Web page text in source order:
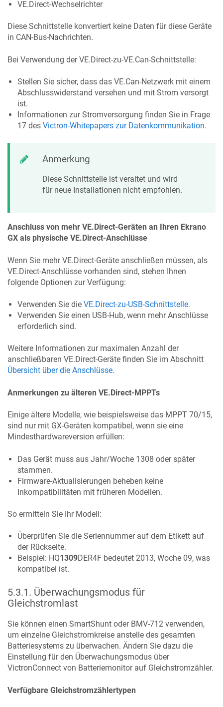
VE.Direct-Wechselrichter
Diese Schnittstelle konvertiert keine Daten für diese Geräte
in CAN-Bus-Nachrichten.
Bei Verwendung der VE.Direct-zu-VE.Can-Schnittstelle:
Stellen Sie sicher, dass das VE.Can-Netzwerk mit einem
Abschlusswiderstand versehen und mit Strom versorgt
ist.
Informationen zur Stromversorgung finden Sie in Frage
17 des Victron-Whitepapers zur Datenkommunikation.
Anmerkung
Diese Schnittstelle ist veraltet und wird
für neue Installationen nicht empfohlen.
Anschluss von mehr VE.Direct-Geräten an Ihren Ekrano
GX als physische VE.Direct-Anschlüsse
Wenn Sie mehr VE.Direct-Geräte anschließen müssen, als
VE.Direct-Anschlüsse vorhanden sind, stehen Ihnen
folgende Optionen zur Verfügung:
Verwenden Sie die VE.Direct-zu-USB-Schnittstelle.
Verwenden Sie einen USB-Hub, wenn mehr Anschlüsse
erforderlich sind.
Weitere Informationen zur maximalen Anzahl der
anschließbaren VE.Direct-Geräte finden Sie im Abschnitt
Übersicht über die Anschlüsse.
Anmerkungen zu älteren VE.Direct-MPPTs
Einige ältere Modelle, wie beispielsweise das MPPT 70/15,
sind nur mit GX-Geräten kompatibel, wenn sie eine
Mindesthardwareversion erfüllen:
Das Gerät muss aus Jahr/Woche 1308 oder später
stammen.
Firmware-Aktualisierungen beheben keine
Inkompatibilitäten mit früheren Modellen.
So ermitteln Sie Ihr Modell:
Überprüfen Sie die Seriennummer auf dem Etikett auf
der Rückseite.
Beispiel: HQ1309DER4F bedeutet 2013, Woche 09, was
kompatibel ist.
5.3.1 . Überwachungsmodus für
Gleichstromlast
Sie können einen SmartShunt oder BMV-712 verwenden,
um einzelne Gleichstromkreise anstelle des gesamten
Batteriesystems zu überwachen. Ändern Sie dazu die
Einstellung für den Überwachungsmodus über
VictronConnect von Batteriemonitor auf Gleichstromzähler.
Verfügbare Gleichstromzählertypen